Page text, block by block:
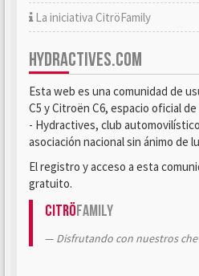
La iniciativa CitröFamily
HYDRACTIVES.COM
Esta web es una comunidad de
C5 y Citroën C6, espacio oficial
- Hydractives, club
asociación nacional sin ánimo de
El registro y acceso a esta
gratuito.
CitröFamily
Disfrutando con nuestros